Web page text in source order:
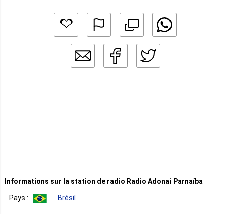
Informations sur la station de radio Radio Adonai Parnaíba
Pays : Brésil